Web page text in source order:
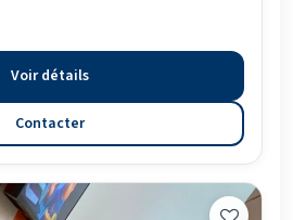
Voir détails
Contacter